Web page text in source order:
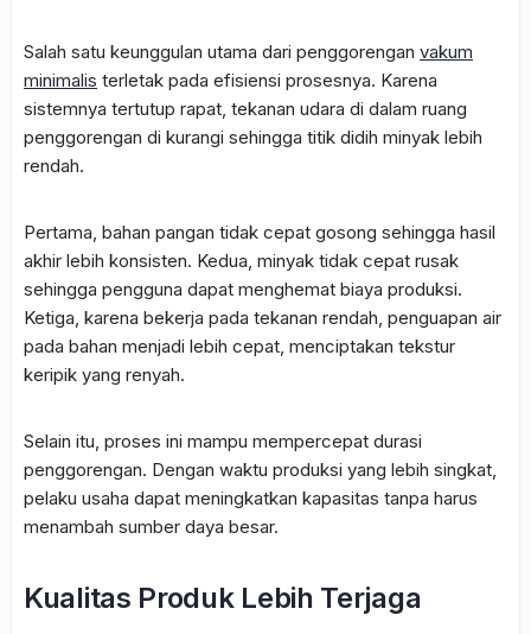
Salah satu keunggulan utama dari penggorengan vakum
minimalis terletak pada efisiensi prosesnya. Karena
sistemnya tertutup rapat, tekanan udara di dalam ruang
penggorengan di kurangi sehingga titik didih minyak lebih
rendah.
Pertama, bahan pangan tidak cepat gosong sehingga hasil
akhir lebih konsisten. Kedua, minyak tidak cepat rusak
sehingga pengguna dapat menghemat biaya produksi.
Ketiga, karena bekerja pada tekanan rendah, penguapan air
pada bahan menjadi lebih cepat, menciptakan tekstur
keripik yang renyah.
Selain itu, proses ini mampu mempercepat durasi
penggorengan. Dengan waktu produksi yang lebih singkat,
pelaku usaha dapat meningkatkan kapasitas tanpa harus
menambah sumber daya besar.
Kualitas Produk Lebih Terjaga